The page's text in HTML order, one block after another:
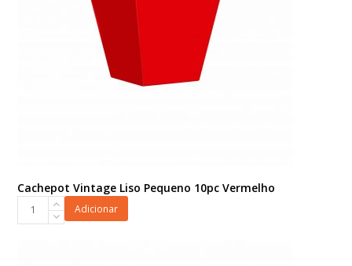
Cachepot Vintage Liso Pequeno 10pc Vermelho
Cachepot
Adicionar